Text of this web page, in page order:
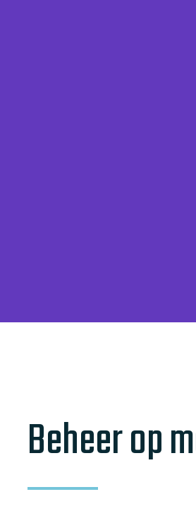
Beheer op